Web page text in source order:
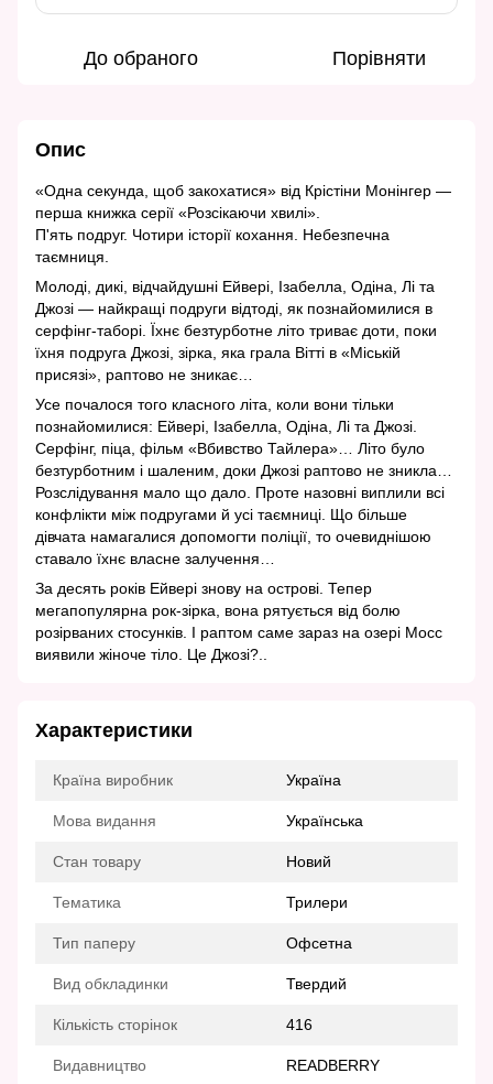
До обраного Порівняти
Опис
«Одна секунда, щоб закохатися» від Крістіни Монінгер —
перша книжка серії «Розсікаючи хвилі».
П'ять подруг. Чотири історії кохання. Небезпечна
таємниця.
Молоді, дикі, відчайдушні Ейвері, Ізабелла, Одіна, Лі та
Джозі — найкращі подруги відтоді, як познайомилися в
серфінг-таборі. Їхнє безтурботне літо триває доти, поки
їхня подруга Джозі, зірка, яка грала Вітті в «Міській
присязі», раптово не зникає…
Усе почалося того класного літа, коли вони тільки
познайомилися: Ейвері, Ізабелла, Одіна, Лі та Джозі.
Серфінг, піца, фільм «Вбивство Тайлера»… Літо було
безтурботним і шаленим, доки Джозі раптово не зникла…
Розслідування мало що дало. Проте назовні виплили всі
конфлікти між подругами й усі таємниці. Що більше
дівчата намагалися допомогти поліції, то очевиднішою
ставало їхнє власне залучення…
За десять років Ейвері знову на острові. Тепер
мегапопулярна рок-зірка, вона рятується від болю
розірваних стосунків. І раптом саме зараз на озері Мосс
виявили жіноче тіло. Це Джозі?..
Характеристики
Країна виробник Україна
Мова видання Українська
Стан товару Новий
Тематика Трилери
Тип паперу Офсетна
Вид обкладинки Твердий
Кількість сторінок 416
Видавництво READBERRY